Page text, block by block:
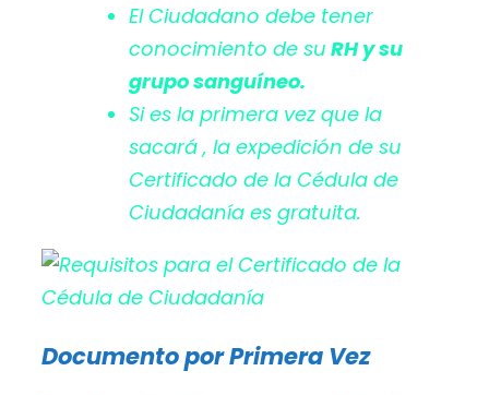
El Ciudadano debe tener
conocimiento de su RH y su
grupo sanguíneo.
Si es la primera vez que la
sacará , la expedición de su
Certificado de la Cédula de
Ciudadanía es gratuita.
Documento por Primera Vez